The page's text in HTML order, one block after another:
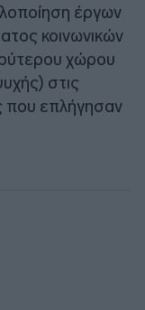
έργων
κοινωνικών
χώρου
στις
που επλήγησαν